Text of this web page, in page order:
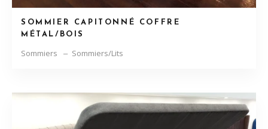
SOMMIER CAPITONNÉ COFFRE
MÉTAL/BOIS
Sommiers Sommiers/Lits